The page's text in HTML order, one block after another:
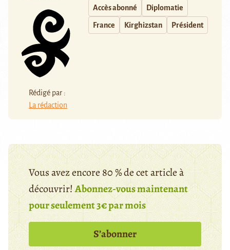
Rédigé par :
La rédaction
Accès abonné Diplomatie
France Kirghizstan Président
Vous avez encore 80 % de cet article à
découvrir!Abonnez-vous maintenant
pour seulement 3€ par mois
S’abonner